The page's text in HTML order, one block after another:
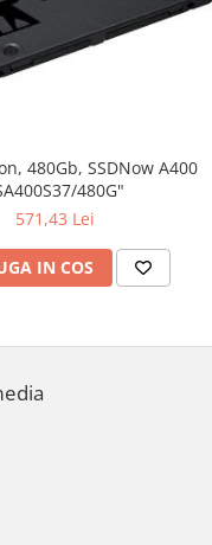
480Gb, SSDNow A400
480G"
571,43 Lei
IN COS